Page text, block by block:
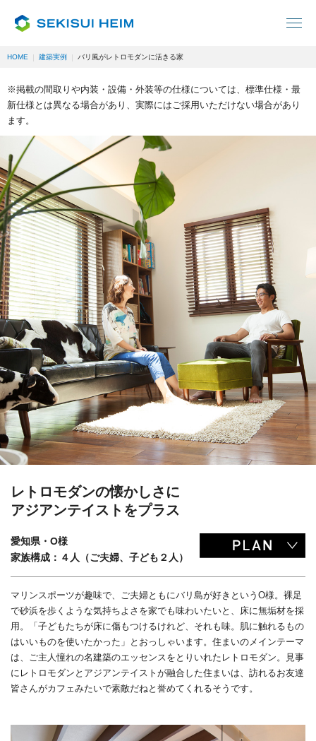
HOME 建築実例 バリ風がレトロモダンに活きる家
※掲載の間取りや内装・設備・外装等の仕様については、標準仕様・最
新仕様とは異なる場合があり、実際にはご採用いただけない場合があり
ます。
レトロモダンの懐かしさに
アジアンテイストをプラス
愛知県・O様
家族構成：４人（ご夫婦、子ども２人）
マリンスポーツが趣味で、ご夫婦ともにバリ島が好きというO様。裸足
で砂浜を歩くような気持ちよさを家でも味わいたいと、床に無垢材を採
用。「子どもたちが床に傷もつけるけれど、それも味。肌に触れるもの
はいいものを使いたかった」とおっしゃいます。住まいのメインテーマ
は、ご主人憧れの名建築のエッセンスをとりいれたレトロモダン。見事
にレトロモダンとアジアンテイストが融合した住まいは、訪れるお友達
皆さんがカフェみたいで素敵だねと誉めてくれるそうです。